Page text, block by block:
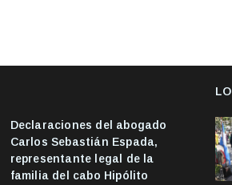
Declaraciones del abogado
Carlos Sebastián Espada,
representante legal de la
familia del cabo Hipólito